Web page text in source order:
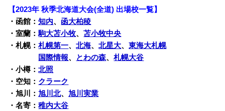
【2023年 秋季北海道大会(全道) 出場校一覧】
・函館：知内、 函大柏稜
・室蘭：駒大苫小牧、苫小牧中央
・札幌：札幌第一、北海、北星大、東海大札幌
国際情報、 とわの森、札幌大谷
・小樽：北照
・空知： クラーク
・旭川：旭川北、旭川実業
・名寄：稚内大谷